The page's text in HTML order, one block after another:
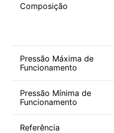
Composição
Pressão Máxima de
Funcionamento
Pressão Mínima de
Funcionamento
Referência